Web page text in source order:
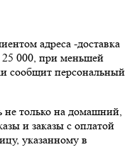
адреса -доставка
25 000, при меньшей
сообщит персональный
не только на домашний,
и заказы с оплатой
указанному в